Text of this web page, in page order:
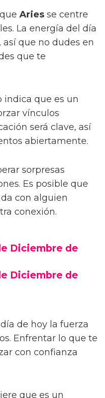
Aries se centre
La energía del día
que no dudes en
que te
indica que es un
vínculos
será clave, así
abiertamente.
sorpresas
Es posible que
con alguien
conexión.
Diciembre de
Diciembre de
de hoy la fuerza
Enfrentar lo que te
con confianza
que es un